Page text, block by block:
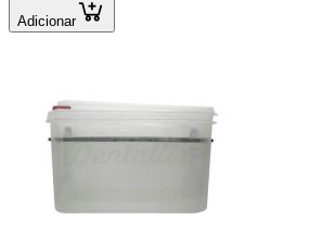
Adicionar